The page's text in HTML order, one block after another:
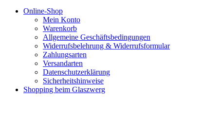
Online-Shop
Mein Konto
Warenkorb
Allgemeine Geschäftsbedingungen
Widerrufsbelehrung & Widerrufsformular
Zahlungsarten
Versandarten
Datenschutzerklärung
Sicherheitshinweise
Shopping beim Glaszwerg